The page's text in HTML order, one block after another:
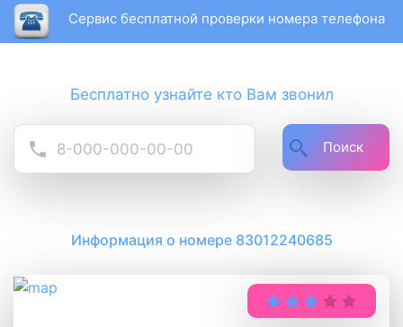
Сервис бесплатной проверки номера телефона
Бесплатно узнайте кто Вам звонил
Поиск
Информация о номере 83012240685